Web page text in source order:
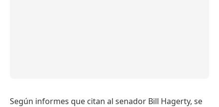
Según informes que citan al senador Bill Hagerty, se